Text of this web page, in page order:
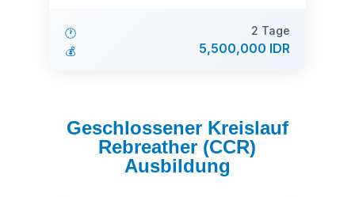
🕐
2 Tage
💰
5,500,000 IDR
Geschlossener Kreislauf
Rebreather (CCR)
Ausbildung